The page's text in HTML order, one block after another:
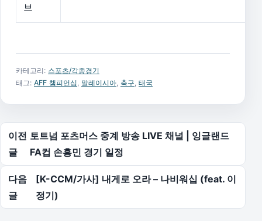
브
카테고리: 스포츠/각종경기
태그: AFF 챔피언십 말레이시아 축구 태국
글 탐색
이전
글
토트넘 포츠머스 중계 방송 LIVE 채널 | 잉글랜드
FA컵 손흥민 경기 일정
다음
글
[K-CCM/가사] 내게로 오라 – 나비워십 (feat. 이
정기)